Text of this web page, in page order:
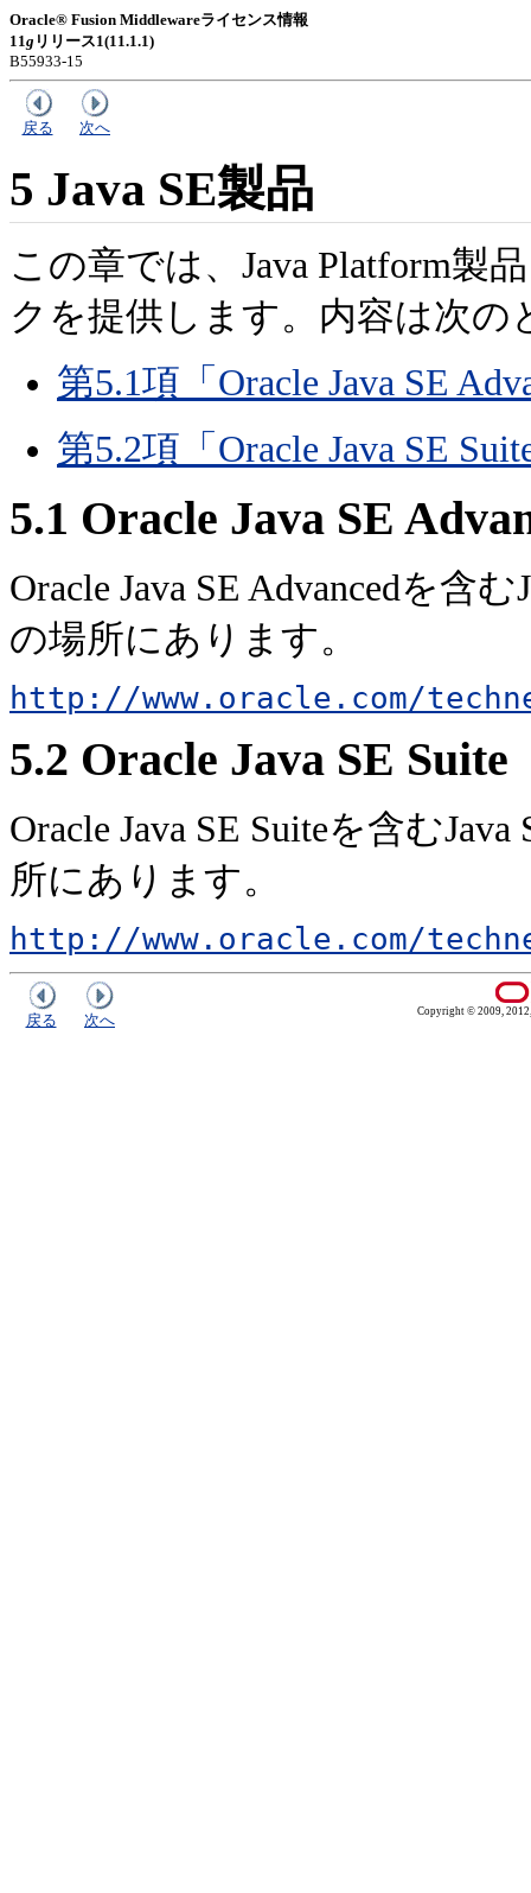
Oracle® Fusion Middlewareライセンス情報
11g リリース1(11.1.1)
B55933-15
戻る 次へ
5 Java SE製品
この章では、Java Platform製
クを提供します。内容は次の
第5.1項「Oracle Java SE
第5.2項「Oracle Java SE
5.1 Oracle Java SE
Oracle Java SE Advancedを含
の場所にあります。
http://www.oracle.com/
5.2 Oracle Java SE Suite
Oracle Java SE Suiteを含む
所にあります。
http://www.oracle.com/
戻る 次へ Copyright © 2009,